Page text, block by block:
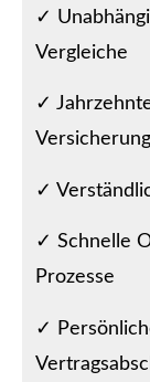
✓
Vergleiche
✓
✓
✓ Schnelle
Prozesse
✓